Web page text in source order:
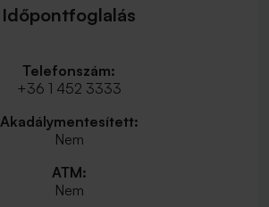
Időpontfoglalás
Telefonszám:
+36 1 452 3333
Akadálymentesített:
Nem
ATM:
Nem